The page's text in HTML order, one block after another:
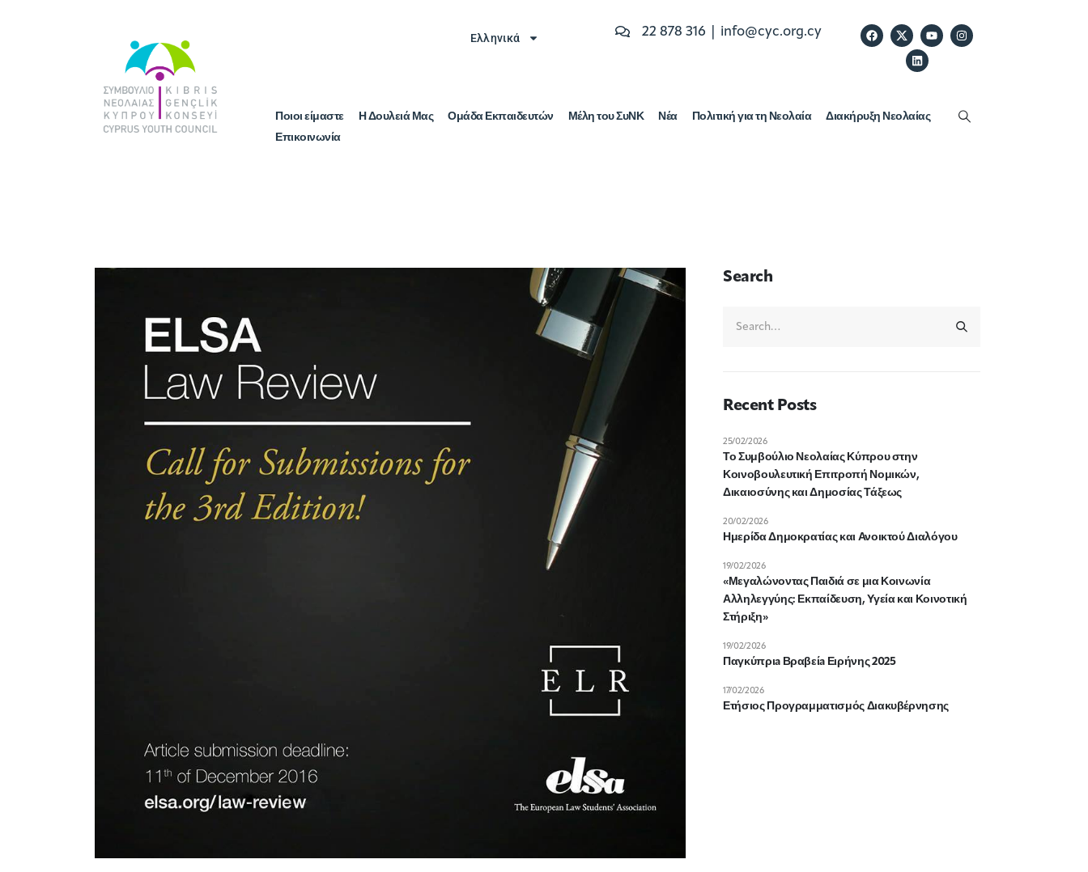
Ελληνικά 22 878 316 | info@cyc.org.cy
Ποιοι είμαστε Η Δουλειά Μας Ομάδα Εκπαιδευτών Μέλη του ΣυΝΚ Νέα Πολιτική για τη Νεολαία
Διακήρυξη Νεολαίας
Επικοινωνία
Search
Recent Posts
Το Συμβούλιο Νεολαίας Κύπρου στην
Κοινοβουλευτική Επιτροπή Νομικών,
Δικαιοσύνης και Δημοσίας Τάξεως
25/02/2026
Ημερίδα Δημοκρατίας και Ανοικτού Διαλόγου
20/02/2026
«Μεγαλώνοντας Παιδιά σε μια Κοινωνία
Αλληλεγγύης: Εκπαίδευση, Υγεία και Κοινοτική
Στήριξη»
19/02/2026
Παγκύπριa Βραβείa Ειρήνης 2025
19/02/2026
Ετήσιος Προγραμματισμός Διακυβέρνησης
17/02/2026